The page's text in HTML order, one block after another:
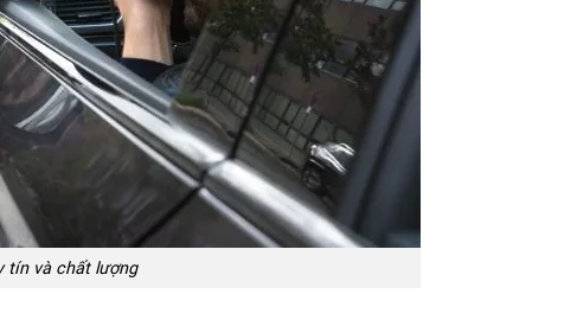
tín và chất lượng